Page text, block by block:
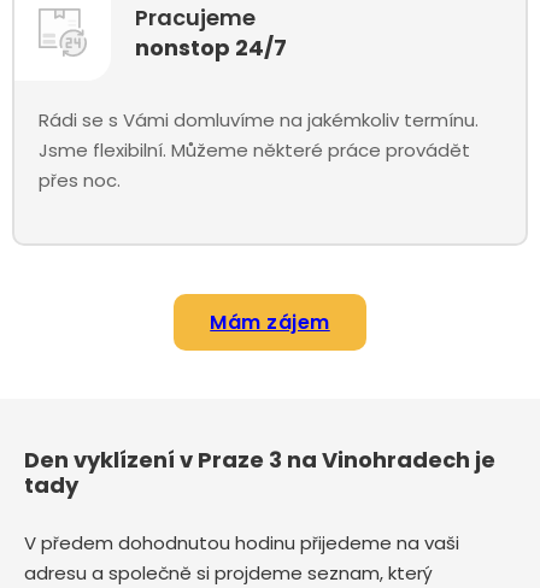
Pracujeme
nonstop 24/7
Rádi se s Vámi domluvíme na jakémkoliv termínu.
Jsme flexibilní. Můžeme některé práce provádět
přes noc.
Mám zájem
Den vyklízení v Praze 3 na Vinohradech je
tady
V předem dohodnutou hodinu přijedeme na vaši
adresu a společně si projdeme seznam, který